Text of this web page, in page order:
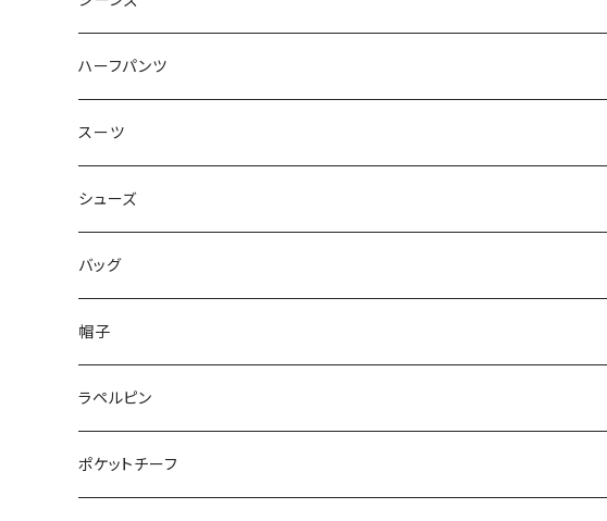
50/XL～
48/L
50/XL～
46/M
48/L
50/XL～
～44/S
46/M
48/L
50/XL～
ハーフパンツ
～44/S
46/M
48/L
50/XL～
スーツ
～44/S
46/M
48/L
50/XL～
シューズ
～25.5cm
26cm～
27cm～
28cm～
バッグ
帽子
ラペルピン
ポケットチーフ